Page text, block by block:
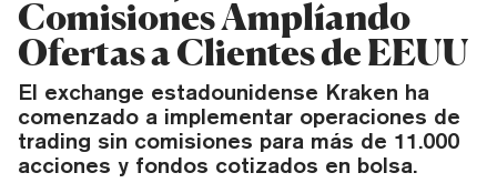
Comisiones Amplíando
Ofertas a Clientes de EEUU
El exchange estadounidense Kraken ha
comenzado a implementar operaciones de
trading sin comisiones para más de 11.000
acciones y fondos cotizados en bolsa.